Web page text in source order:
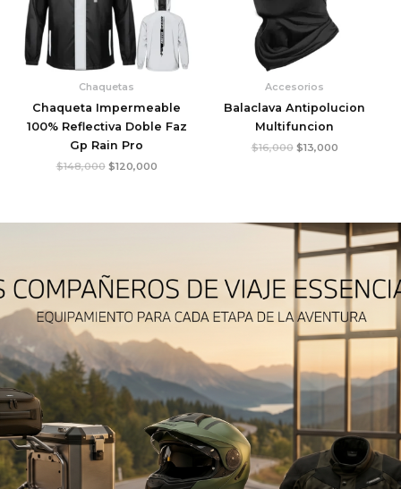
Chaquetas
Chaqueta Impermeable
100% Reflectiva Doble Faz
Gp Rain Pro
$148,000 $120,000
Accesorios
Balaclava Antipolucion
Multifuncion
$16,000 $13,000